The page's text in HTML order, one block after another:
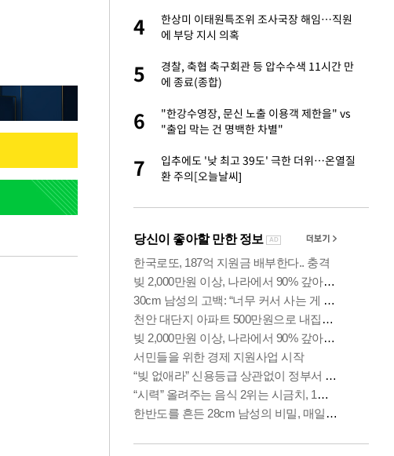
함
4
한상미 이태원특조위 조사국장 해임…직원
에 부당 지시 의혹
5
경찰, 축협 축구회관 등 압수수색 11시간 만
에 종료(종합)
6
"한강수영장, 문신 노출 이용객 제한을" vs
"출입 막는 건 명백한 차별"
7
입추에도 '낮 최고 39도' 극한 더위…온열질
환 주의[오늘날씨]